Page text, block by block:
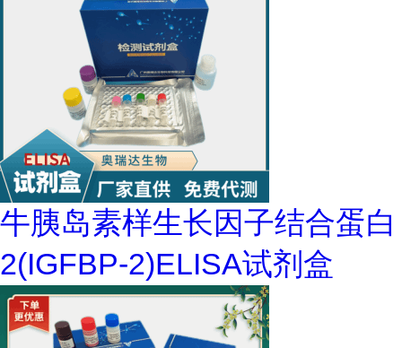
牛胰岛素样生长因子结合蛋白
2(IGFBP-2)ELISA试剂盒